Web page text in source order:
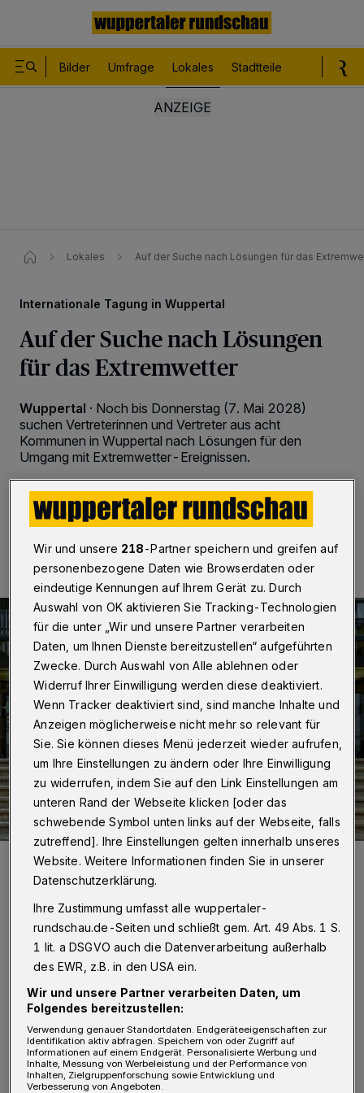
Bilder Umfrage Lokales Stadtteile
Lokales Auf der Suche nach Lösungen für das
Internationale Tagung in Wuppertal
Auf der Suche nach Lösungen
für das Extremwetter
Wuppertal · Noch bis Donnerstag (7. Mai 2028)
suchen Vertreterinnen und Vertreter aus acht
Kommunen in Wuppertal nach Lösungen für den
Umgang mit Extremwetter-Ereignissen.
07.05.2026 , 08:00 Uhr 2 Minuten Lesezeit
Die Teilnehmerinnen und Teilnehmer auf der Rathaustreppe.
Foto: Stadt Wuppertal/Stefanie vom Stein
B
ei dem Workshop unter dem Namen
„Water Resilience – Municipalities
Strengthen Themselves Against Drought and
Heavy Rainfall Events“ werden Ursachen,
Zusammenhänge und Strategien zum Thema
Wir und unsere 218-Partner speichern und greifen auf
personenbezogene Daten wie Browserdaten oder
eindeutige Kennungen auf Ihrem Gerät zu. Durch
Auswahl von OK aktivieren Sie Tracking-Technologien
für die unter „Wir und unsere Partner verarbeiten
Daten, um Ihnen Dienste bereitzustellen“ aufgeführten
Zwecke. Durch Auswahl von Alle ablehnen oder
Widerruf Ihrer Einwilligung werden diese deaktiviert.
Wenn Tracker deaktiviert sind, sind manche Inhalte und
Anzeigen möglicherweise nicht mehr so relevant für
Sie. Sie können dieses Menü jederzeit wieder aufrufen,
um Ihre Einstellungen zu ändern oder Ihre Einwilligung
zu widerrufen, indem Sie auf den Link Einstellungen am
unteren Rand der Webseite klicken [oder das
schwebende Symbol unten links auf der Webseite, falls
zutreffend]. Ihre Einstellungen gelten innerhalb unseres
Website. Weitere Informationen finden Sie in unserer
Datenschutzerklärung.
Ihre Zustimmung umfasst alle wuppertaler-
rundschau.de-Seiten und schließt gem. Art. 49 Abs. 1 S.
1 lit. a DSGVO auch die Datenverarbeitung außerhalb
des EWR, z.B. in den USA ein.
Wir und unsere Partner verarbeiten Daten, um
Folgendes bereitzustellen:
Verwendung genauer Standortdaten. Endgeräteeigenschaften zur
Identifikation aktiv abfragen. Speichern von oder Zugriff auf
Informationen auf einem Endgerät. Personalisierte Werbung und
Inhalte, Messung von Werbeleistung und der Performance von
Inhalten, Zielgruppenforschung sowie Entwicklung und
Verbesserung von Angeboten.